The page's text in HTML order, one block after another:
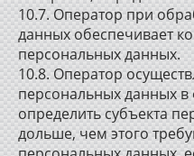
10.7. Оператор при
данных обеспечивает
персональных данных.
10.8. Оператор
персональных данных
определить субъекта
дольше, чем этого